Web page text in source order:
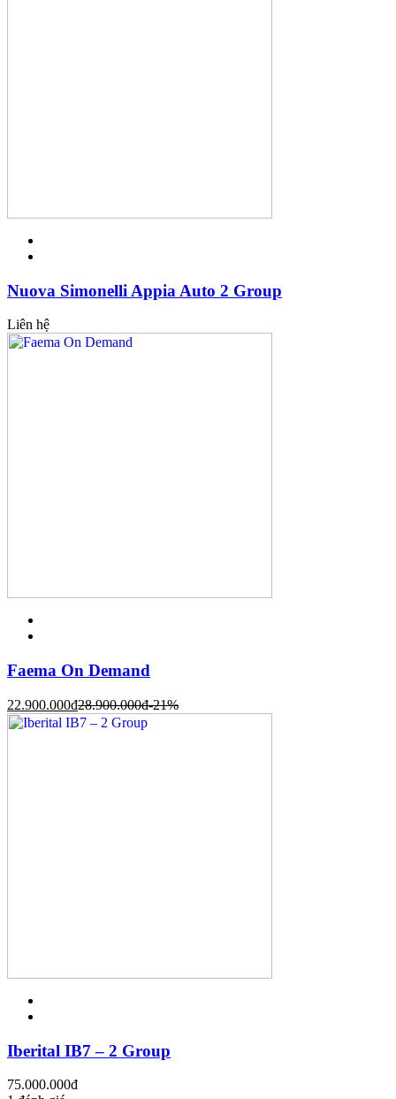
Nuova Simonelli Appia Auto 2 Group
Liên hệ
Faema On Demand
22.900.000đ28.900.000đ-21%
Iberital IB7 – 2 Group
75.000.000đ